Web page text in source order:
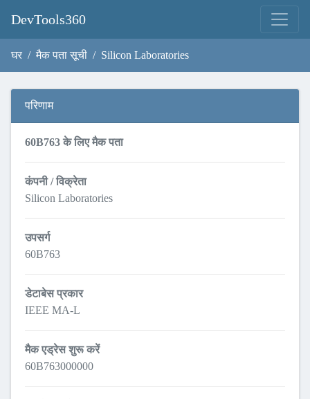
DevTools360
घर मैक पता सूची Silicon Laboratories
परिणाम
60B763 के लिए मैक पता
कंपनी / विक्रेता
Silicon Laboratories
उपसर्ग
60B763
डेटाबेस प्रकार
IEEE MA-L
मैक एड्रेस शुरू करें
60B763000000